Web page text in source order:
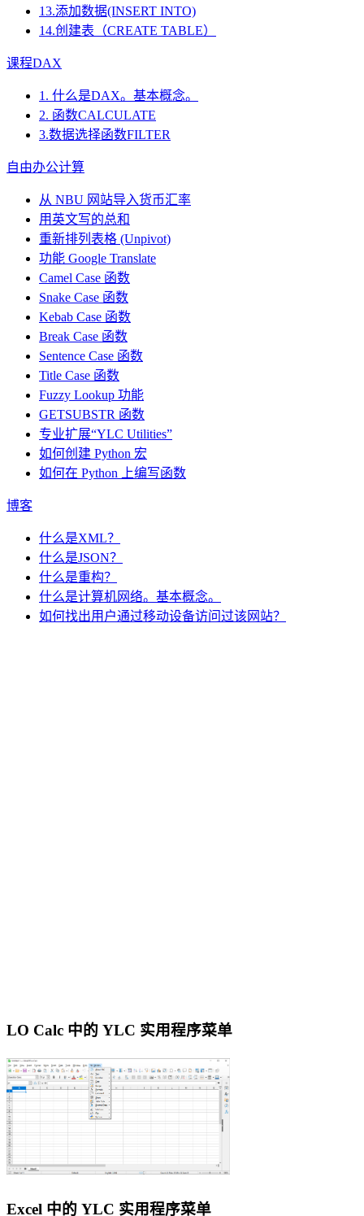
13.添加数据(INSERT INTO)
14.创建表（CREATE TABLE）
课程DAX
1. 什么是DAX。基本概念。
2. 函数CALCULATE
3.数据选择函数FILTER
自由办公计算
从 NBU 网站导入货币汇率
用英文写的总和
重新排列表格 (Unpivot)
功能 Google Translate
Camel Case 函数
Snake Case 函数
Kebab Case 函数
Break Case 函数
Sentence Case 函数
Title Case 函数
Fuzzy Lookup 功能
GETSUBSTR 函数
专业扩展“YLC Utilities”
如何创建 Python 宏
如何在 Python 上编写函数
博客
什么是XML？
什么是JSON？
什么是重构？
什么是计算机网络。基本概念。
如何找出用户通过移动设备访问过该网站？
LO Calc 中的 YLC 实用程序菜单
Excel 中的 YLC 实用程序菜单